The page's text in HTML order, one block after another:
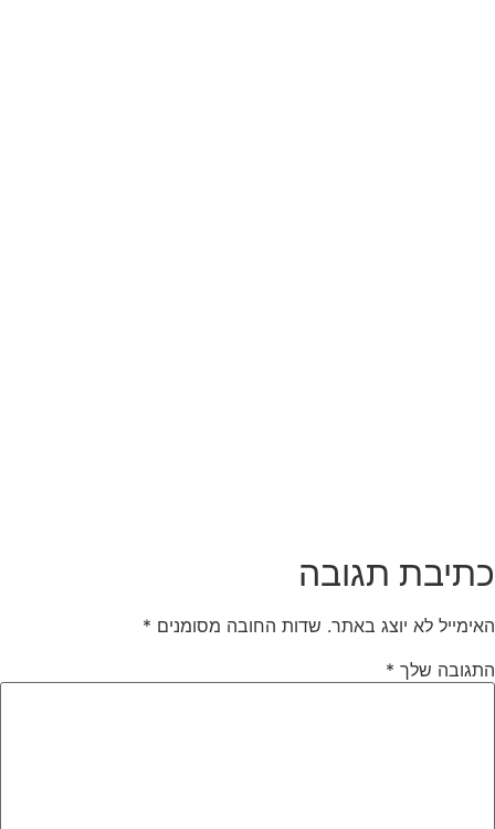
תגובה
לא יוצג באתר. שדות החובה מסומנים *
שלך*